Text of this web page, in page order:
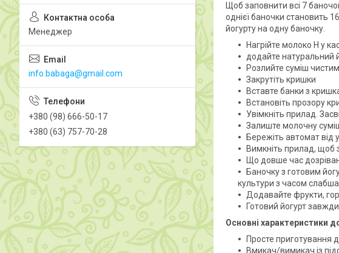
Щоб заповнити всі 7
однієї баночки становить
йогурту на одну баночку.
Нагрійте молоко H у
додайте натуральний
Розлийте суміш
Закрутіть кришки
Вставте банки з
Встановіть прозору
Увімкніть прилад.
Залиште молочну
Бережіть автомат від
Вимкніть прилад, щоб
Що довше час
Баночку з готовим
культури з часом
Додавайте фрукти,
Готовий йогурт
Основні характеристики
Просте приготування
Вмикач/вимикач із
Менеджер
info.babaga@gmail.com
+380 (98) 666-50-17
+380 (63) 757-70-28